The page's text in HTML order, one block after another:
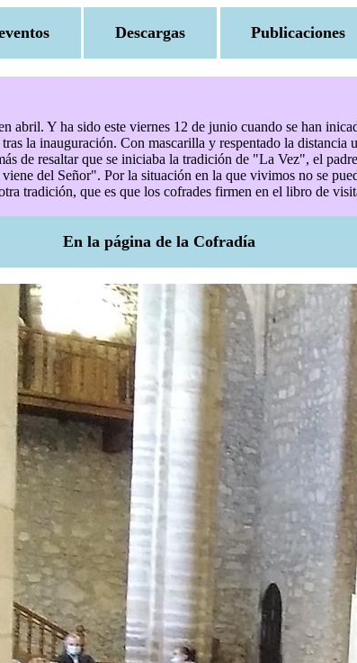
Descargas Publicaciones
Y ha sido este viernes 12 de junio cuando se han
la inauguración. Con mascarilla y respentado la
de resaltar que se iniciaba la tradición de "La Vez", el
del Señor". Por la situación en la que vivimos no se
tradición, que es que los cofrades firmen en el libro de
En la página de la Cofradía